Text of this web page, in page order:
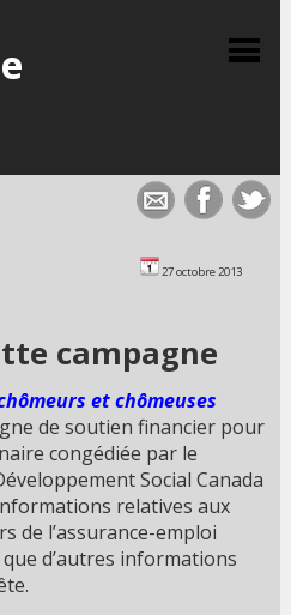
27 octobre 2013
campagne
et chômeuses
de soutien financier pour
congédiée par le
Social Canada
relatives aux
de l’assurance-emploi
d’autres informations